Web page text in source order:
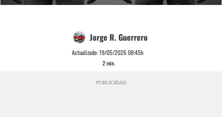
Jorge R. Guerrero
Actualizado:19/05/2026 08:45h
2min.
PUBLICIDAD